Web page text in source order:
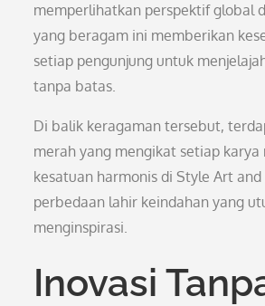
memperlihatkan perspektif global
yang beragam ini memberikan
setiap pengunjung untuk
tanpa batas.
Di balik keragaman tersebut,
merah yang mengikat setiap karya
kesatuan harmonis di Style Art and
perbedaan lahir keindahan yang
menginspirasi.
Inovasi